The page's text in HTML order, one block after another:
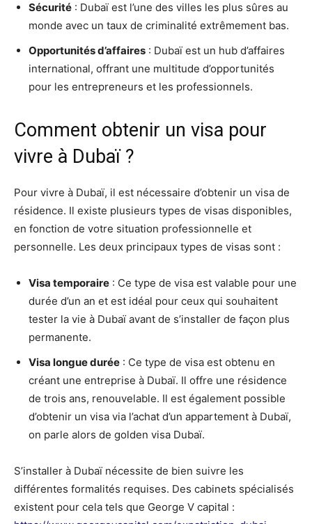
Sécurité : Dubaï est l’une des villes les plus sûres au
monde avec un taux de criminalité extrêmement bas.
Opportunités d’affaires : Dubaï est un hub d’affaires
international, offrant une multitude d’opportunités
pour les entrepreneurs et les professionnels.
Comment obtenir un visa pour
vivre à Dubaï ?
Pour vivre à Dubaï, il est nécessaire d’obtenir un visa de
résidence. Il existe plusieurs types de visas disponibles,
en fonction de votre situation professionnelle et
personnelle. Les deux principaux types de visas sont :
Visa temporaire : Ce type de visa est valable pour une
durée d’un an et est idéal pour ceux qui souhaitent
tester la vie à Dubaï avant de s’installer de façon plus
permanente.
Visa longue durée : Ce type de visa est obtenu en
créant une entreprise à Dubaï. Il offre une résidence
de trois ans, renouvelable. Il est également possible
d’obtenir un visa via l’achat d’un appartement à Dubaï,
on parle alors de golden visa Dubaï.
S’installer à Dubaï nécessite de bien suivre les
différentes formalités requises. Des cabinets spécialisés
existent pour cela tels que George V capital :